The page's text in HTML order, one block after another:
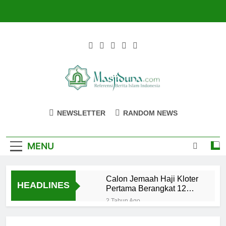
Masjiduna
NEWSLETTER RANDOM NEWS
MENU
HEADLINES
Calon Jemaah Haji Kloter
Pertama Berangkat 12
Mei, Hati-hati Suhu Panas
2 Tahun Ago